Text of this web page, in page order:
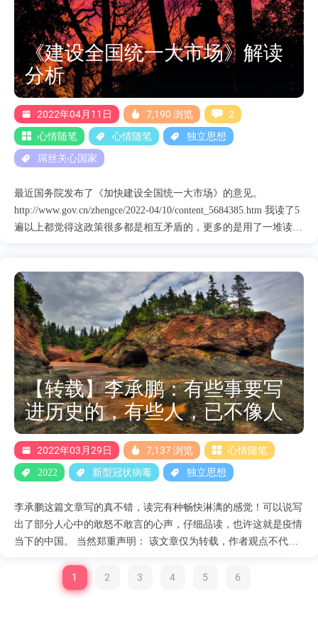
的严，不敢集体抗议等等。 那么我用下面的几个新闻来对比下中
西方的差异，我们再来理性的分析为什么老百姓如此能忍耐？ 为
了新闻真实性及客观性，我全部引用国内媒体新闻
https://www.chinanews.com.cn/gj/2022/01-24/9660118.shtml-引用1
https://www.sohu.com/a/522025074_439656 - 引用2
https://world.huanqiu.com/article/45fifYWK8QW -引用....
《建设全国统一大市场》解读
分析
2022年04月11日 7,190 浏览 2
心情随笔 心情随笔 独立思想
屌丝关心国家
最近国务院发布了《加快建设全国统一大市场》的意见。
http://www.gov.cn/zhengce/2022-04/10/content_5684385.htm 我读了5
遍以上都觉得这政策很多都是相互矛盾的，更多的是用了一堆读起
产生那么多新词？ 原来这篇文章的主导思想其实就是想继续将马
克思社会主义进一步进化，通过大数据时代让计划经济以一个全新
的面貌复活。 理论虽然很好，但是社会毕竟不能全靠理论脱离现
实，因为我们生活中的社会存在很多变量，即便通过大数据能掌控
一切，精确到每个用户的需求，但是总会有意外产生，也总会有计
划赶不上变化快的时候，所以计划经济才被市场经济所替代。 目
前我们理解了这个政策的目的性，那么我们在仔细分析下中央还有
什么其他意图呢？ 加强中央掌控力。 一旦所有政策都进行统一，
那么其实就是消弱了地方的势力，中央对地方的掌控力进一步增
强，地方的自主性进一步下降，真正意义上做到任何事情全国一盘
棋。 但是我认为这真的比较危险，地方失去了自主权，意味着失
去了经济活....
【转载】李承鹏：有些事要写
进历史的，有些人，已不像人
2022年03月29日 7,137 浏览 心情随笔
2022 新型冠状病毒 独立思想
李承鹏这篇文章写的真不错，读完有种畅快淋漓的感觉！可以说写
出了部分人心中的敢怒不敢言的心声，仔细品读，也许这就是疫情
当下的中国。 当然郑重声明： 该文章仅为转载，作者观点不代表
1844年初春，英国传教士在上海南市创办了一所医院，这是上海开
埠后的第一家西医医院，也是中国的第二家西式医院。为了宣示自
1 2 3 4 5 6